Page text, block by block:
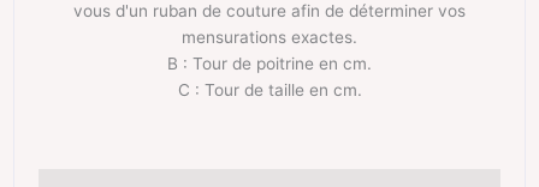
vous d'un ruban de couture afin de déterminer vos
mensurations exactes.
B : Tour de poitrine en cm.
C : Tour de taille en cm.